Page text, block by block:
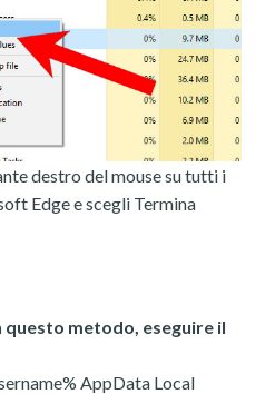
destro del mouse su tutti i
Edge e scegli Termina
metodo, eseguire il
AppData Local